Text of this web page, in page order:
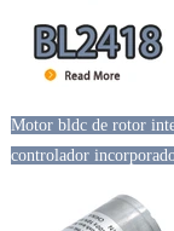
Motor bldc de rotor
controlador